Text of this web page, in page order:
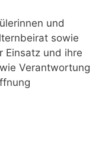
und
sowie
Einsatz und ihre
Verantwortung